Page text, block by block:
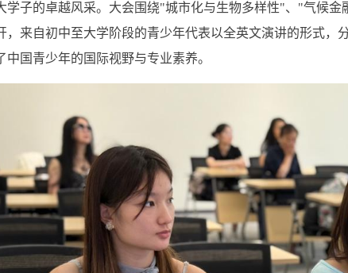
学子的卓越风采。大会围绕"城市化与生物多样性"、"气候
，来自初中至大学阶段的青少年代表以全英文演讲的形式，
中国青少年的国际视野与专业素养。